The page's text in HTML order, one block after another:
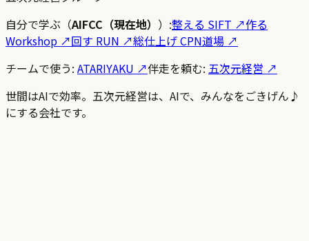
自分で学ぶ（AIFCC（現在地） ）:整える SIFT ↗作る
Workshop ↗回す RUN ↗総仕上げ CPN道場 ↗
チームで使う: ATARIYAKU ↗伴走を頼む: 五次元経営 ↗
世間はAIで効率。五次元経営は、AIで、みんなをごきげん♪
にする会社です。